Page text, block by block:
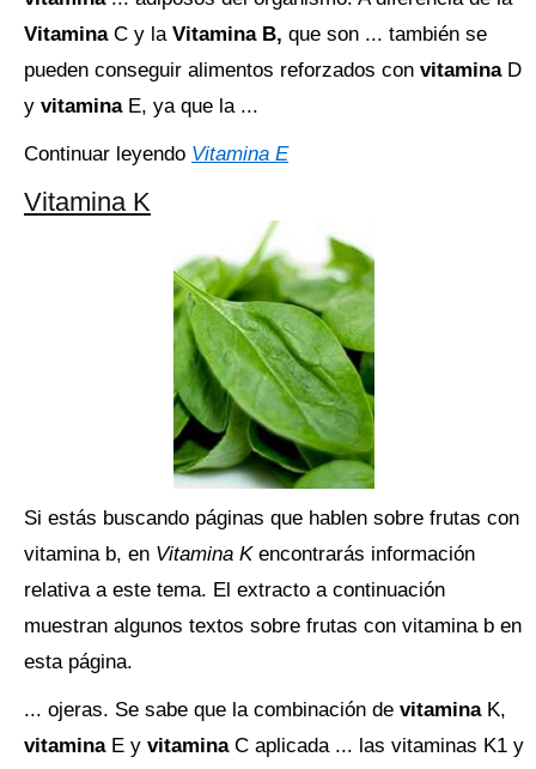
Vitamina C y la Vitamina B, que son ... también se
pueden conseguir alimentos reforzados con vitamina D
y vitamina E, ya que la ...
Continuar leyendo Vitamina E
Vitamina K
Si estás buscando páginas que hablen sobre frutas con
vitamina b, en Vitamina Kencontrarás información
relativa a este tema. El extracto a continuación
muestran algunos textos sobre frutas con vitamina b en
esta página.
... ojeras. Se sabe que la combinación de vitamina K,
vitamina E y vitamina C aplicada ... las vitaminas K1 y